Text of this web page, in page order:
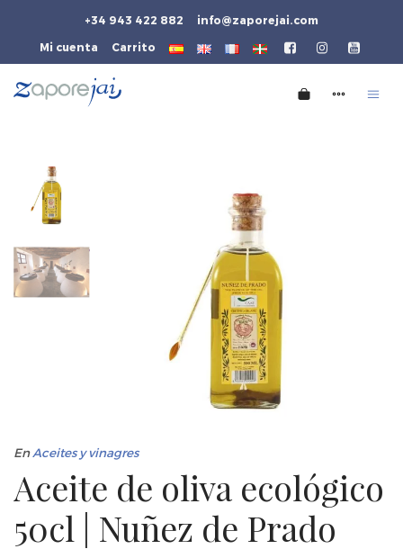
+34 943 422 882 info@zaporejai.com
Mi cuenta Carrito
EnAceites y vinagres
Aceite de oliva ecológico
50cl | Nuñez de Prado